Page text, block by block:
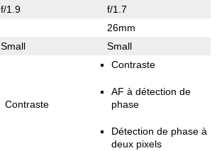
f/1.9 f/1.7
26mm
Small Small
Contraste
Contraste
AF à détection de
phase
Détection de phase à
deux pixels